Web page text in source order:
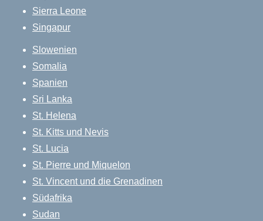
Sierra Leone
Singapur
Slowenien
Somalia
Spanien
Sri Lanka
St. Helena
St. Kitts und Nevis
St. Lucia
St. Pierre und Miquelon
St. Vincent und die Grenadinen
Südafrika
Sudan